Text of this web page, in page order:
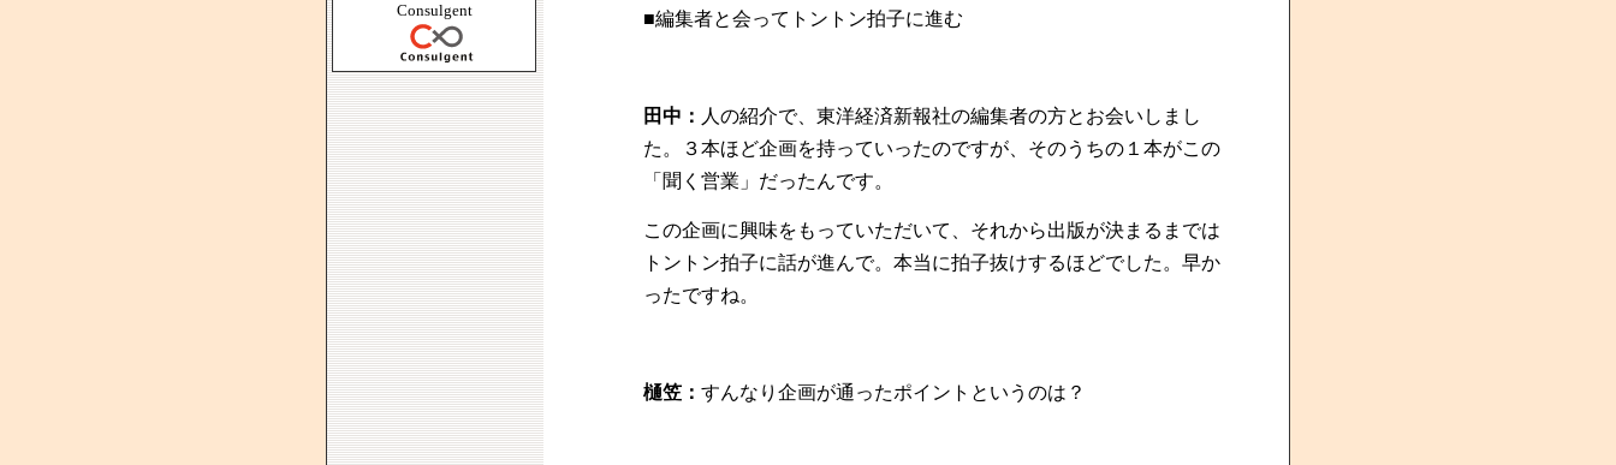
Consulgent
■編集者と会ってトントン拍子に進む
田中： 人の紹介で、東洋経済新報社の編集者の方とお会いしまし
た。
３本ほど企画を持っていったのですが、そのうちの１本がこの
「聞く営業」だったんです。
この企画に興味をもっていただいて、それから出版が決まるまでは
トントン拍子に話が進んで。本当に拍子抜けするほどでした。早か
ったですね。
樋笠： すんなり企画が通ったポイントというのは？